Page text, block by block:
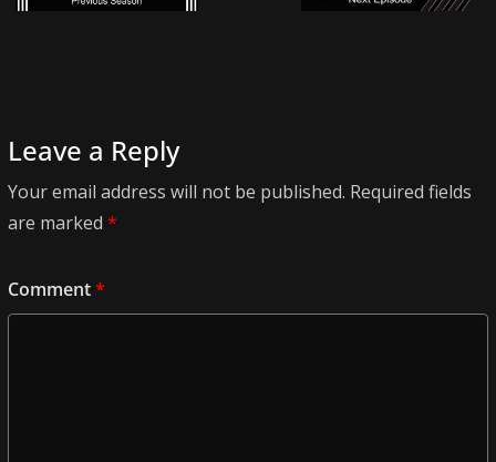
Leave a Reply
Your email address will not be published. Required fields
are marked *
Comment*